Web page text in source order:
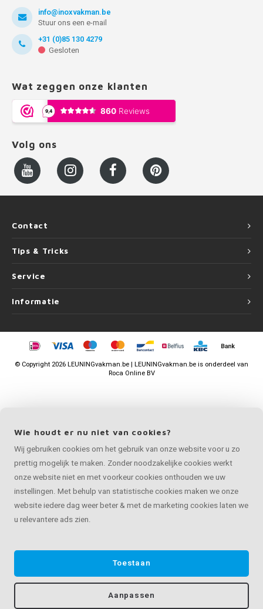
info@inoxvakman.be
Stuur ons een e-mail
+31 (0)85 130 4279
Gesloten
Wat zeggen onze klanten
Volg ons
Contact
Tips & Tricks
Service
Informatie
© Copyright 2026 LEUNINGvakman.be | LEUNINGvakman.be is onderdeel van
Roca Online BV
Wie houdt er nu niet van cookies?
Wij gebruiken cookies om het gebruik van onze website voor u zo
prettig mogelijk te maken. Zonder noodzakelijke cookies werkt
onze website niet en met voorkeur cookies onthouden we uw
instellingen. Met behulp van statistische cookies maken we onze
website iedere dag weer beter & met de marketing cookies laten we
u relevantere ads zien.
Toestaan
Aanpassen